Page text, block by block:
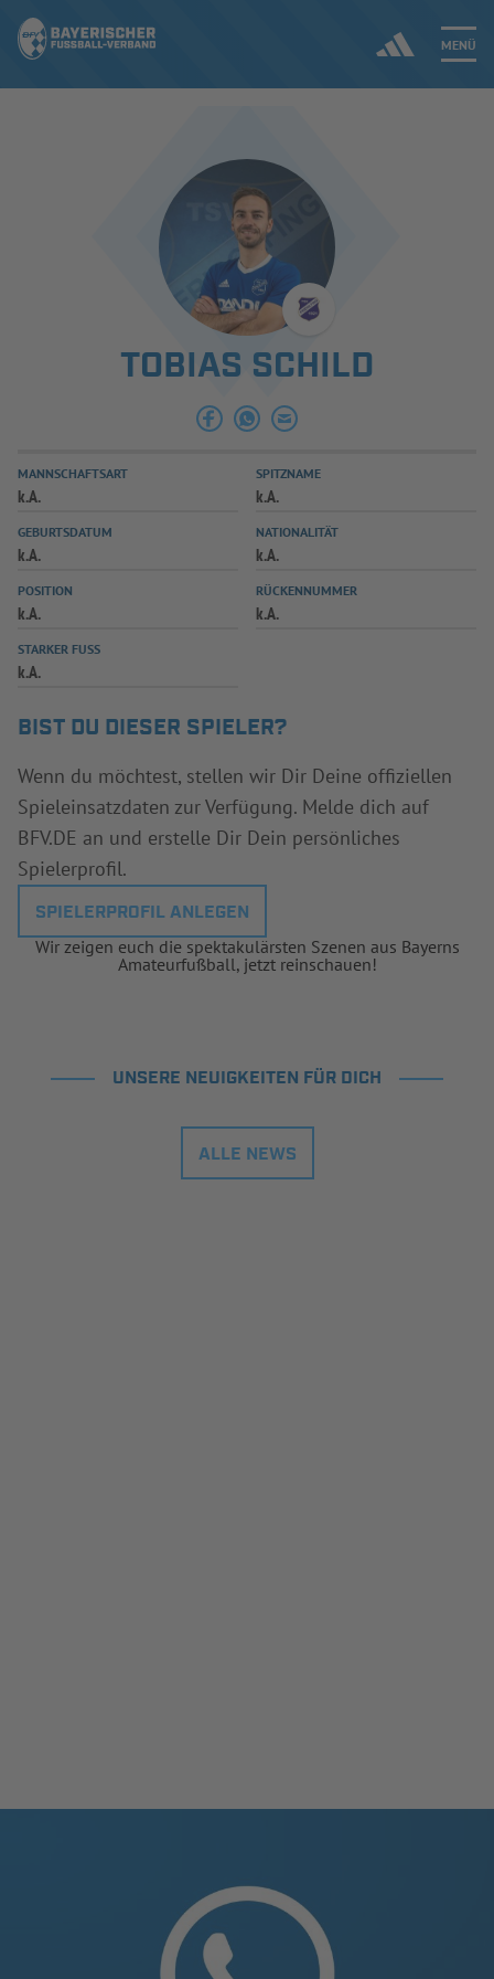
MENÜ
ERGEBNISSE & WETTBEWERBE
SPIELBETRIEB & VERBANDSLEBEN
AUSBILDUNG & FÖRDERUNG
SPIELPLUS
TOBIAS SCHILD
MANNSCHAFTSART
k.A.
SPITZNAME
k.A.
GEBURTSDATUM
k.A.
NATIONALITÄT
k.A.
POSITION
k.A.
RÜCKENNUMMER
k.A.
STARKER FUSS
k.A.
BIST DU DIESER SPIELER?
Wenn du möchtest, stellen wir Dir Deine offiziellen
Spieleinsatzdaten zur Verfügung. Melde dich auf
BFV.DE an und erstelle Dir Dein persönliches
Spielerprofil.
SPIELERPROFIL ANLEGEN
Wir zeigen euch die spektakulärsten Szenen aus Bayerns
Amateurfußball, jetzt reinschauen!
UNSERE NEUIGKEITEN FÜR DICH
ALLE NEWS